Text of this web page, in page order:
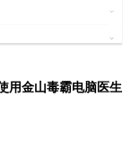
用金山毒霸电脑医生